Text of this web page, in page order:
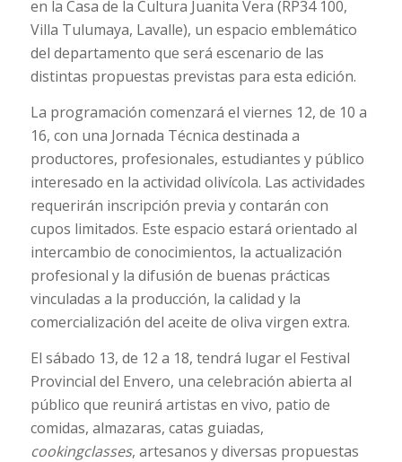
en la Casa de la Cultura Juanita Vera (RP34 100,
Villa Tulumaya, Lavalle), un espacio emblemático
del departamento que será escenario de las
distintas propuestas previstas para esta edición.
La programación comenzará el viernes 12, de 10 a
16, con una Jornada Técnica destinada a
productores, profesionales, estudiantes y público
interesado en la actividad olivícola. Las actividades
requerirán inscripción previa y contarán con
cupos limitados. Este espacio estará orientado al
intercambio de conocimientos, la actualización
profesional y la difusión de buenas prácticas
vinculadas a la producción, la calidad y la
comercialización del aceite de oliva virgen extra.
El sábado 13, de 12 a 18, tendrá lugar el Festival
Provincial del Envero, una celebración abierta al
público que reunirá artistas en vivo, patio de
comidas, almazaras, catas guiadas,
cookingclasses, artesanos y diversas propuestas